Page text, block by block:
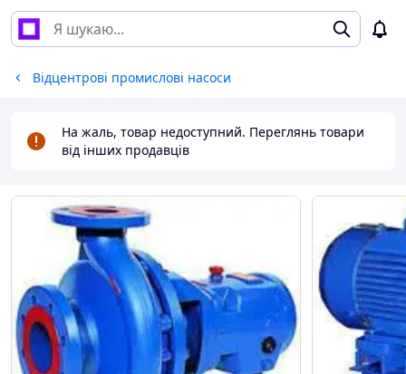
Відцентрові промислові насоси
На жаль, товар недоступний. Переглянь товари
від інших продавців